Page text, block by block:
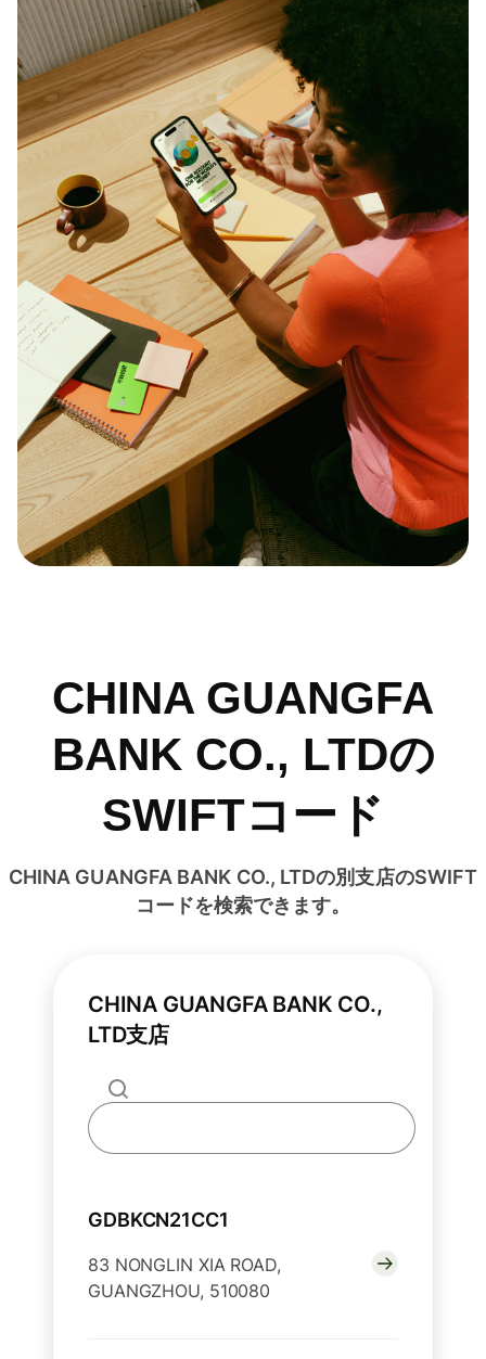
CHINA GUANGFA
BANK CO., LTDの
SWIFTコード
CHINA GUANGFA BANK CO., LTDの別支店のSWIFT
コードを検索できます。
CHINA GUANGFA BANK CO.,
LTD支店
GDBKCN21CC1
83 NONGLIN XIA ROAD,
GUANGZHOU, 510080